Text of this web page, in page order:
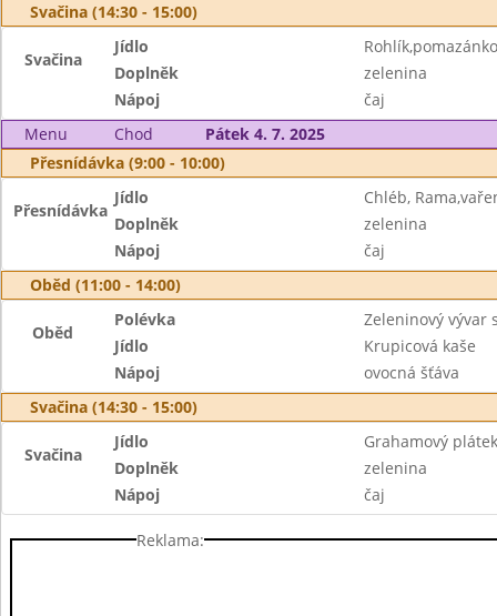
Svačina (14:30 - 15:00)
Svačina
Jídlo
Doplněk
zelenina
Nápoj
čaj
Menu
Chod
Pátek 4. 7. 2025
Přesnídávka (9:00 - 10:00)
Přesnídávka
Jídlo
Chléb,
Doplněk
zelenina
Nápoj
čaj
Oběd (11:00 - 14:00)
Oběd
Polévka
Zeleninový vývar
Jídlo
Krupicová kaše
Nápoj
ovocná šťáva
Svačina (14:30 - 15:00)
Svačina
Jídlo
Grahamový
Doplněk
zelenina
Nápoj
čaj
Reklama: